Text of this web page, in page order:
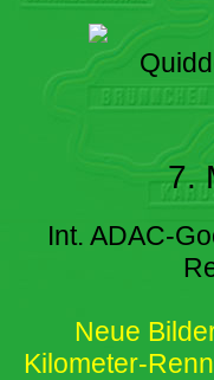
7.
Int. ADAC-
Neue
Kilometer-